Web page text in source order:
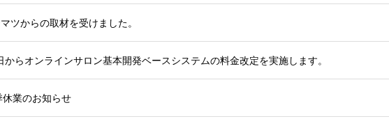
ツからの取材を受けました。
からオンラインサロン基本開発ベースシステムの料金改定を実施します。
業のお知らせ